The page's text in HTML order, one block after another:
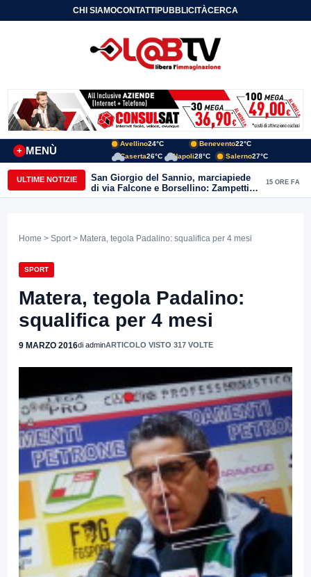
CHI SIAMOCONTATTIPUBBLICITÀCERCA
MENÙ
+
Avellino24°C Benevento22°C
Caserta26°C Napoli28°C Salerno27°C
ULTIME NOTIZIE
San Giorgio del Sannio, marciapiede
di via Falcone e Borsellino: Zampetti e
Lombardi replicano alle polemiche
15 ORE FA
Home > Sport > Matera, tegola Padalino: squalifica per 4 mesi
SPORT
Matera, tegola Padalino:
squalifica per 4 mesi
9 MARZO 2016di adminARTICOLO VISTO 317 VOLTE